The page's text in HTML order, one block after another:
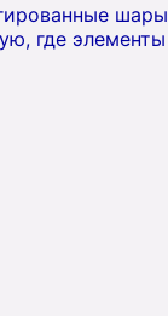
шары
где элементы